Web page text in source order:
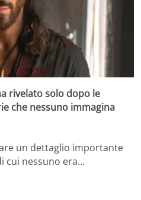
rivelato solo dopo le
che nessuno immagina
un dettaglio importante
cui nessuno era…